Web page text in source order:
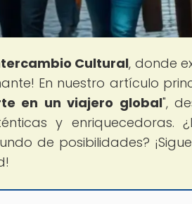
Cultural, donde
En nuestro artículo
en un viajero global",
y
de posibilidades?